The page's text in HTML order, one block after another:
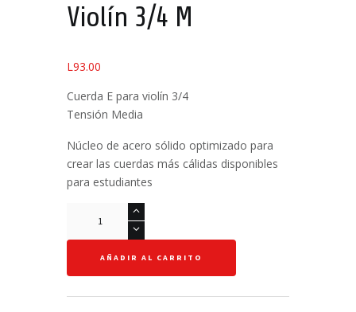
Violín 3/4 M
L93.00
Cuerda E para violín 3/4
Tensión Media
Núcleo de acero sólido optimizado para
crear las cuerdas más cálidas disponibles
para estudiantes
AÑADIR AL CARRITO